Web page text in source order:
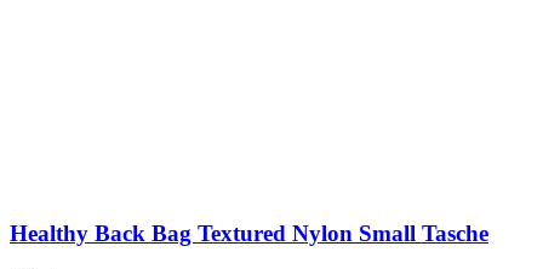
Healthy Back Bag Textured Nylon Small Tasche